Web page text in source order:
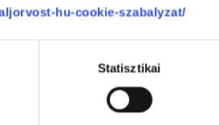
hu-cookie-szabalyzat/
Statisztikai
Keloid / alopecia
Keloid heg fagyasztása
Keloid heg fagyasztása
Keloid heg fagyasztása
Keloid heg fagyasztása